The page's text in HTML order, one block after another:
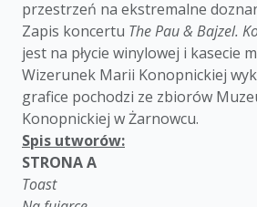
przestrzeń na ekstremalne
Zapis koncertu The Pau & Bajzel.
jest na płycie winylowej i kasecie
Wizerunek Marii Konopnickiej
grafice pochodzi ze zbiorów
Konopnickiej w Żarnowcu.
Spis utworów:
STRONA A
Toast